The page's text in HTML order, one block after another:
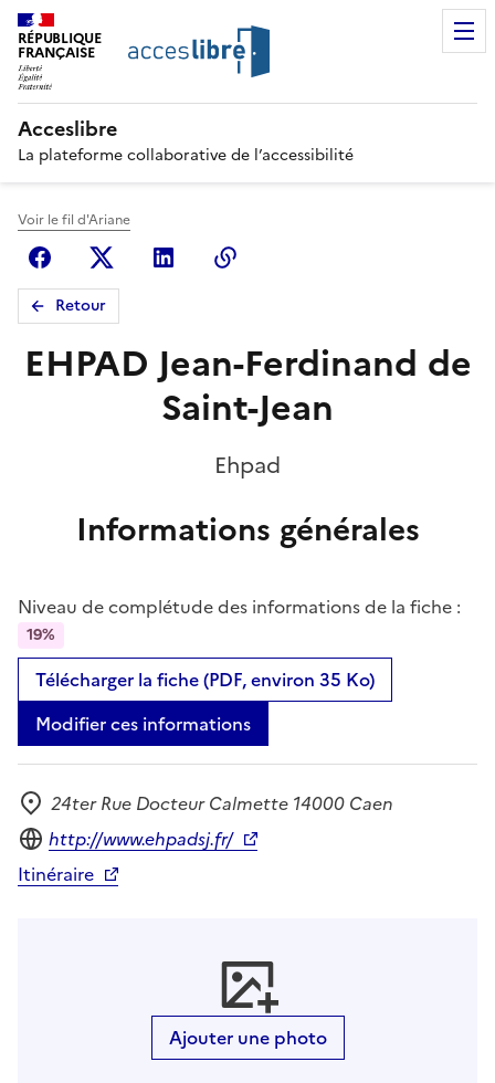
RÉPUBLIQUE
FRANÇAISE
Acceslibre
La plateforme collaborative de l’accessibilité
Voir le fil d'Ariane
FacebookX (anciennement Twitter)
Linkedin
Retour
EHPAD Jean-Ferdinand de
Saint-Jean
Ehpad
Informations générales
Niveau de complétude des informations de la fiche :
19%
Télécharger la fiche (PDF, environ 35 Ko)
Modifier ces informations
Adresse
24ter Rue Docteur Calmette 14000 Caen
Site internet
http://www.ehpadsj.fr/
Itinéraire
Ajouter une photo